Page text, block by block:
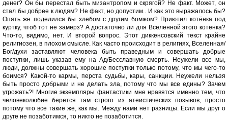
денег? Он бы перестал быть мизантропом и скрягой? Не факт. Может, он
стал бы добрее к людям? Не факт, но допустим.. И как это выражалось бы?
Опять же поделился бы хлебом с другим бомжом? Приютил котёнка под
куртку, чтоб тот не замерз? А достаточно ли для Вселенной этого котёнка?
Что-то, видимо, нет. И второй вопрос. Этот диккенсовский текст крайне
религиозен, в плохом смысле. Как часто происходит в религиях, Вселенная/
Бог/духи заставляют человека быть праведным и совершать добрые
поступки, лишь указав ему на Ад/Бесславную смерть. Неужели все мы,
люди, должны совершать хорошие поступки только потому, что мы чего-то
боимся? Какой-то кармы, перста судьбы, кары, санкции. Неужели нельзя
быть просто добрыми и не делать зла, потому что мы все едины? Зачем
угрожать?! Многие экземпляры фантастики мне нравятся именно тем, что
человеколюбие берется там строго из атеистических позывов, просто
потому что все такие же, как мы. Между нами нет разницы. Если мы друг о
друге не позаботимся, то никто не позаботится.